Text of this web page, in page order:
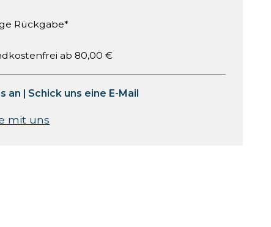
Rückgabe*
ab 80,00 €
an | Schick uns eine E-Mail
mit uns